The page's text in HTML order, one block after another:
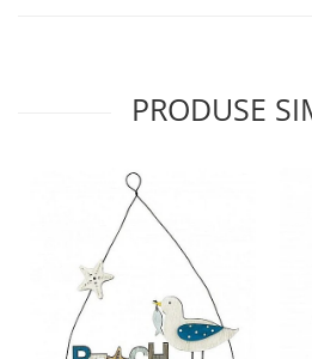
PRODUSE